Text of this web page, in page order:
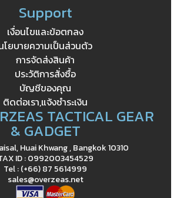
Support
เงื่อนไขและข้อตกลง
โยบายความเป็นส่วนตัว
การจัดส่งสินค้า
ประวัติการสั่งซื้อ
บัญชีของคุณ
ติดต่อเรา,แจ้งชำระเงิน
TACTICAL GEAR
& GADGET
Huai Khwang , Bangkok 10310
ID : 0992003454529
Tel : (+66) 87 5614999
sales@overzeas.net